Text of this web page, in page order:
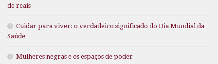
de reais
Cuidar para viver: o verdadeiro significado do Dia Mundial da
Saúde
Mulheres negras e os espaços de poder